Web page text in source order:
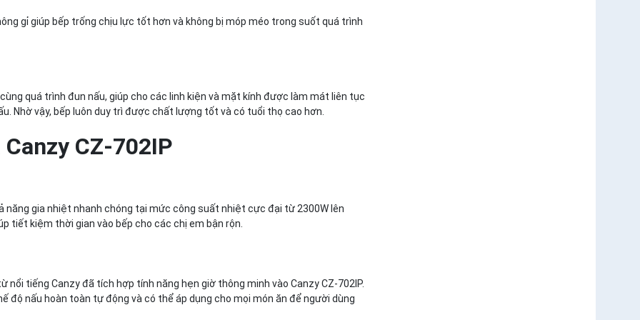
gỉ giúp bếp trống chịu lực tốt hơn và không bị móp méo trong suốt quá trình
quá trình đun nấu, giúp cho các linh kiện và mặt kính được làm mát liên tục
Nhờ vậy, bếp luôn duy trì được chất lượng tốt và có tuổi thọ cao hơn.
CZ-702IP
năng gia nhiệt nhanh chóng tại mức công suất nhiệt cực đại từ 2300W lên
tiết kiệm thời gian vào bếp cho các chị em bận rộn.
tiếng Canzy đã tích hợp tính năng hẹn giờ thông minh vào Canzy CZ-702IP.
độ nấu hoàn toàn tự động và có thể áp dụng cho mọi món ăn để người dùng